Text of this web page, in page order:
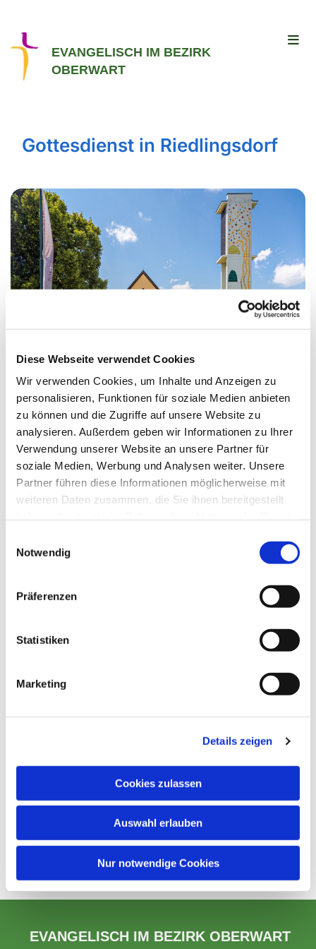
Diese Webseite verwendet Cookies
Wir verwenden Cookies, um Inhalte und Anzeigen zu
personalisieren, Funktionen für soziale Medien anbieten
zu können und die Zugriffe auf unsere Website zu
analysieren. Außerdem geben wir Informationen zu Ihrer
Verwendung unserer Website an unsere Partner für
soziale Medien, Werbung und Analysen weiter. Unsere
Partner führen diese Informationen möglicherweise mit
weiteren Daten zusammen, die Sie ihnen bereitgestellt
Notwendig
Präferenzen
Statistiken
Marketing
Details zeigen
Cookies zulassen
Auswahl erlauben
Nur notwendige Cookies
EVANGELISCH IM BEZIRK
OBERWART
Gottesdienst in Riedlingsdorf
Sonntag, 11. Oktober 2026, 19:00
Uhr
Evang. Tochtergemeinde
Riedlingsdorf, Untere Hauptstraße
10, 7422 Riedlingsdorf
Pfarrer Gösta Gehring
EVANGELISCH IM BEZIRK OBERWART